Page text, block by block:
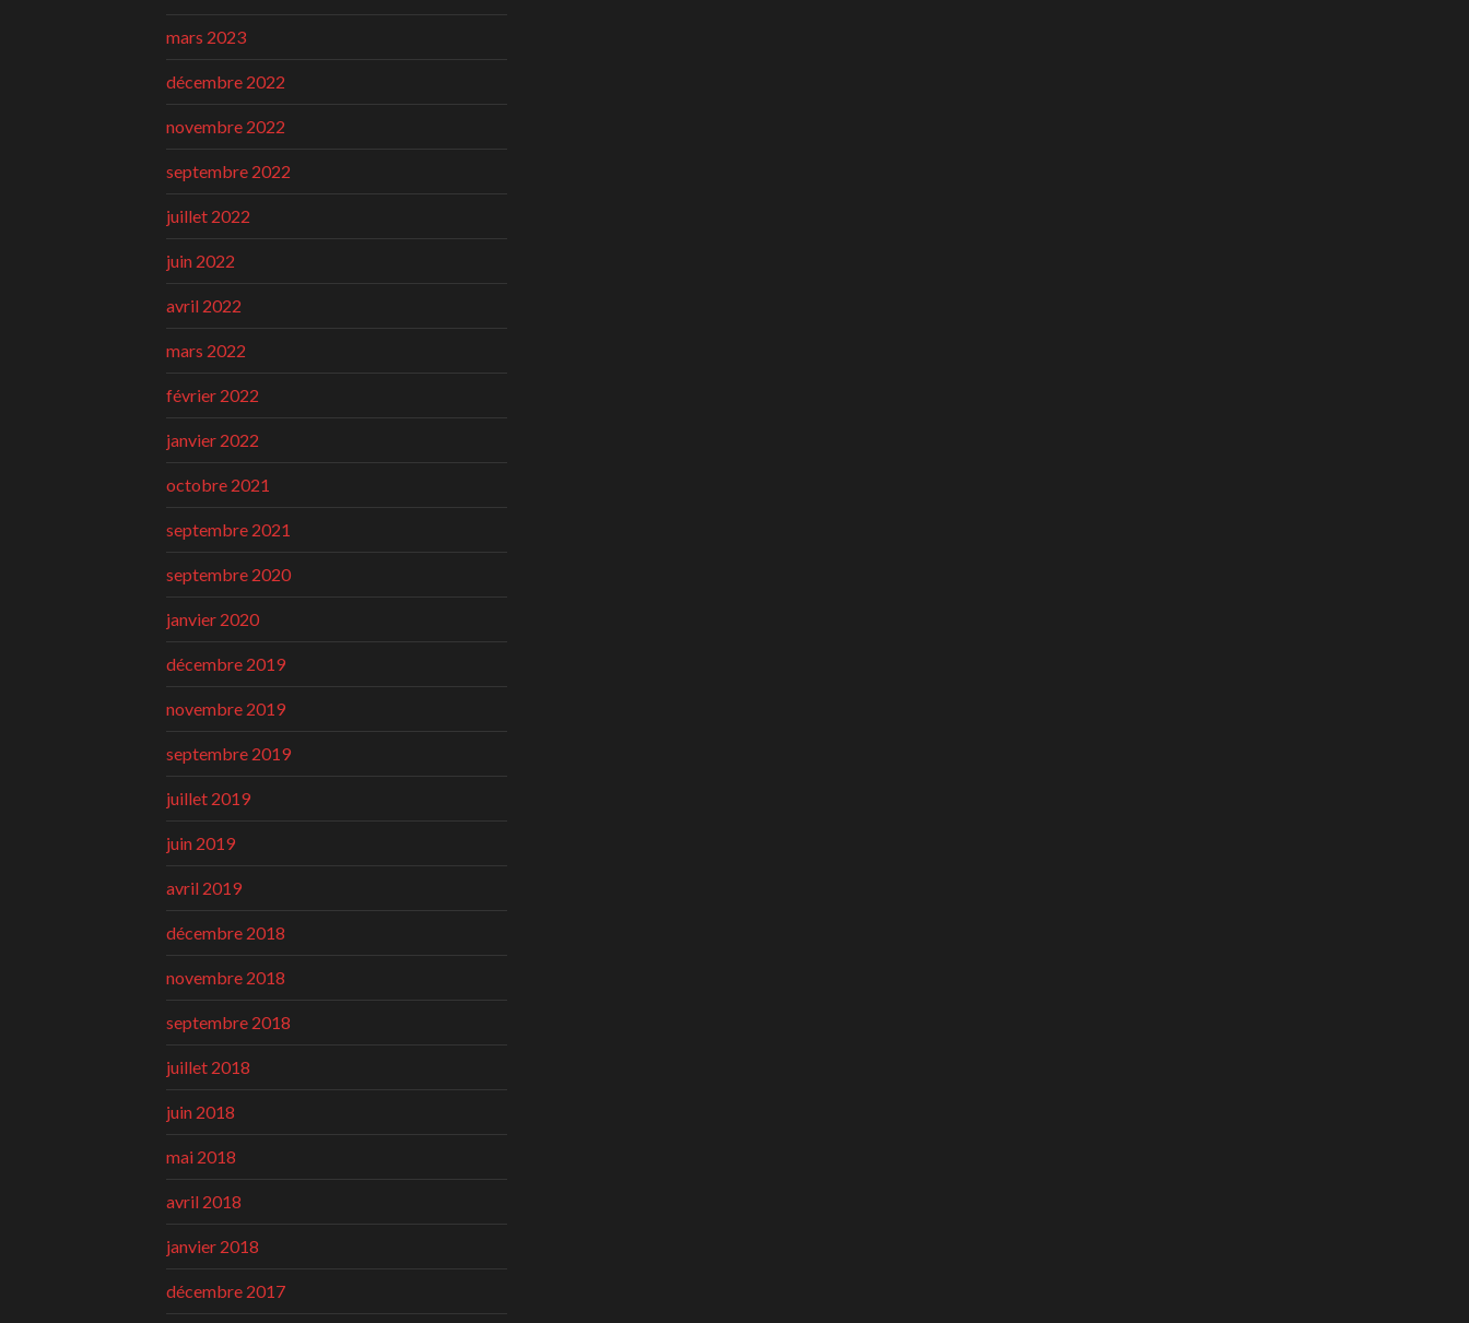
mars 2023
décembre 2022
novembre 2022
septembre 2022
juillet 2022
juin 2022
avril 2022
mars 2022
février 2022
janvier 2022
octobre 2021
septembre 2021
septembre 2020
janvier 2020
décembre 2019
novembre 2019
septembre 2019
juillet 2019
juin 2019
avril 2019
décembre 2018
novembre 2018
septembre 2018
juillet 2018
juin 2018
mai 2018
avril 2018
janvier 2018
décembre 2017